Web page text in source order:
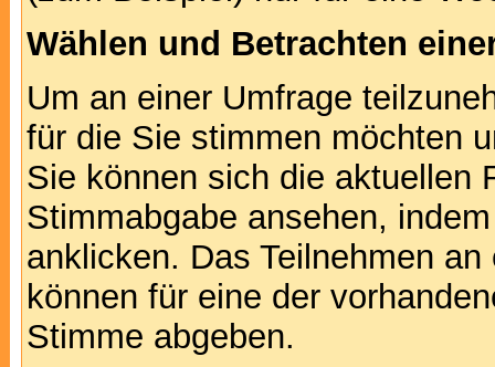
Wählen und Betrachten
Um an einer Umfrage
für die Sie stimmen möchten
Sie können sich die aktuellen
Stimmabgabe ansehen,
anklicken. Das Teilnehmen
können für eine der
Stimme abgeben.